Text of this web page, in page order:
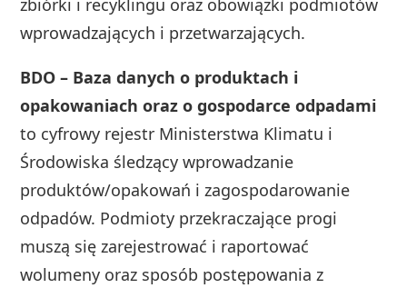
zbiórki i recyklingu oraz obowiązki podmiotów
wprowadzających i przetwarzających.
BDO – Baza danych o produktach i
opakowaniach oraz o gospodarce odpadami
to cyfrowy rejestr Ministerstwa Klimatu i
Środowiska śledzący wprowadzanie
produktów/opakowań i zagospodarowanie
odpadów. Podmioty przekraczające progi
muszą się zarejestrować i raportować
wolumeny oraz sposób postępowania z